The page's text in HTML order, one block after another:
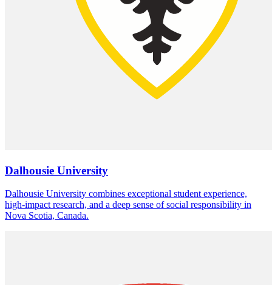
Dalhousie University
Dalhousie University combines exceptional student experience,
high-impact research, and a deep sense of social responsibility in
Nova Scotia, Canada.